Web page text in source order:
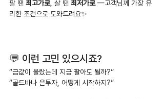
팔 땐 최고가로, 살 땐 최저가로 —고객님께 가장 유
리한 조건으로 도와드려요✨
💬 이런 고민 있으시죠?
“금값이 올랐는데 지금 팔아도 될까?”
“골드바나 은투자, 어떻게 시작하지?”